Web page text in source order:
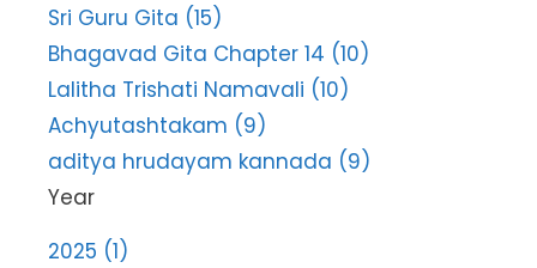
Sri Guru Gita (15)
Bhagavad Gita Chapter 14 (10)
Lalitha Trishati Namavali (10)
Achyutashtakam (9)
aditya hrudayam kannada (9)
Year
2025 (1)